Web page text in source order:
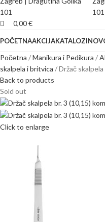
0,00€
POČETNAAKCIJAKATALOZI
Početna Manikura i Pedikura
skalpela i britvica
Držač
Back to products
Sold out
Click to enlarge